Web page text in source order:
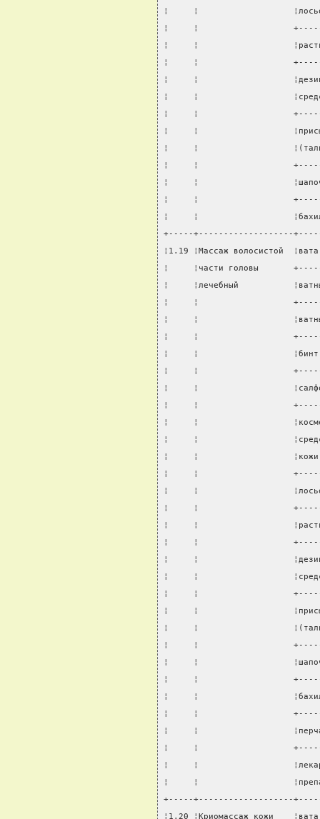
¦     ¦
¦     ¦
¦     ¦
¦     ¦
¦     ¦
¦     ¦
¦     ¦
¦     ¦
¦     ¦
¦     ¦
¦     ¦
¦     ¦
¦     ¦                   ¦бахилы
+-----+-------------------
¦1.19 ¦Массаж волосистой
¦     ¦части головы
¦     ¦лечебный
¦     ¦
¦     ¦
¦     ¦
¦     ¦
¦     ¦
¦     ¦
¦     ¦
¦     ¦
¦     ¦
¦     ¦
¦     ¦
¦     ¦
¦     ¦
¦     ¦
¦     ¦
¦     ¦
¦     ¦
¦     ¦
¦     ¦
¦     ¦
¦     ¦
¦     ¦
¦     ¦
¦     ¦                   ¦бахилы
¦     ¦
¦     ¦
¦     ¦
¦     ¦
¦     ¦
+-----+-------------------
¦1.20 ¦Криомассаж кожи